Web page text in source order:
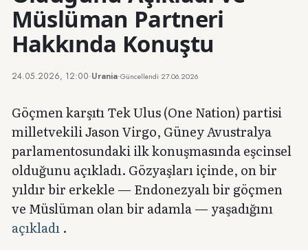
Müslüman Partneri
Hakkında Konuştu
24.05.2026, 12:00·Urania·Güncellendi 27.06.2026
Göçmen karşıtı Tek Ulus (One Nation) partisi
milletvekili Jason Virgo, Güney Avustralya
parlamentosundaki ilk konuşmasında eşcinsel
olduğunu açıkladı. Gözyaşları içinde, on bir
yıldır bir erkekle — Endonezyalı bir göçmen
ve Müslüman olan bir adamla — yaşadığını
açıkladı.